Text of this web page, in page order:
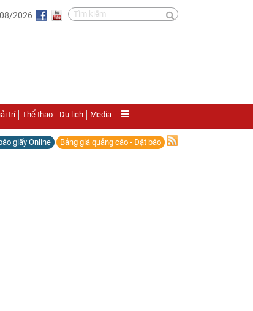
2026
trí Thể thao Du lịch Media
giấy Online Bảng giá quảng cáo - Đặt báo